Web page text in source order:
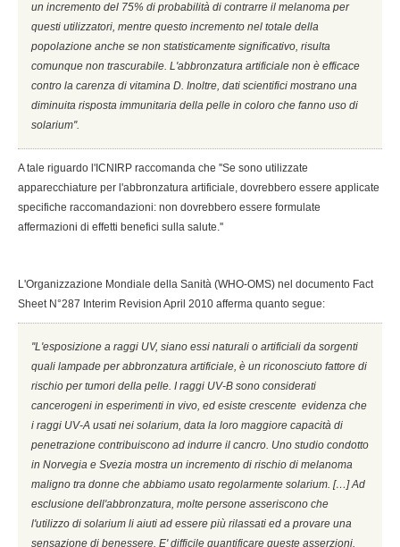
un incremento del 75% di probabilità di contrarre il melanoma per
questi utilizzatori, mentre questo incremento nel totale della
popolazione anche se non statisticamente significativo, risulta
comunque non trascurabile. L'abbronzatura artificiale non è efficace
contro la carenza di vitamina D. Inoltre, dati scientifici mostrano una
diminuita risposta immunitaria della pelle in coloro che fanno uso di
solarium''.
A tale riguardo l'ICNIRP raccomanda che ''Se sono utilizzate
apparecchiature per l'abbronzatura artificiale, dovrebbero essere applicate
specifiche raccomandazioni: non dovrebbero essere formulate
affermazioni di effetti benefici sulla salute.''
L'Organizzazione Mondiale della Sanità (WHO-OMS) nel documento Fact
Sheet N°287 Interim Revision April 2010 afferma quanto segue:
''L'esposizione a raggi UV, siano essi naturali o artificiali da sorgenti
quali lampade per abbronzatura artificiale, è un riconosciuto fattore di
rischio per tumori della pelle. I raggi UV-B sono considerati
cancerogeni in esperimenti in vivo, ed esiste crescente evidenza che
i raggi UV-A usati nei solarium, data la loro maggiore capacità di
penetrazione contribuiscono ad indurre il cancro. Uno studio condotto
in Norvegia e Svezia mostra un incremento di rischio di melanoma
maligno tra donne che abbiamo usato regolarmente solarium. […] Ad
esclusione dell'abbronzatura, molte persone asseriscono che
l'utilizzo di solarium li aiuti ad essere più rilassati ed a provare una
sensazione di benessere. E' difficile quantificare queste asserzioni.